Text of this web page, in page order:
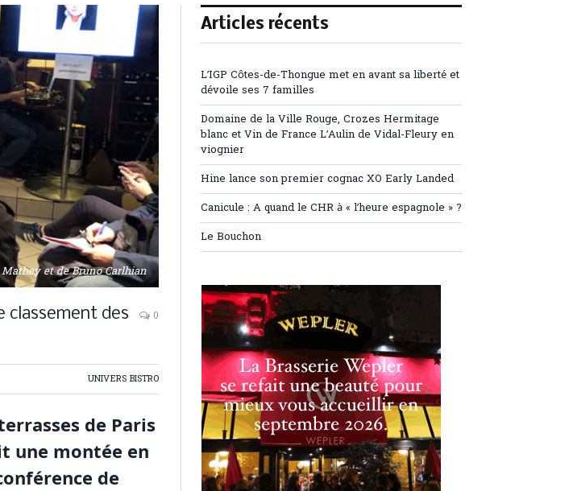
et de Bruno Carlhian
classement des
0
UNIVERS BISTRO
de Paris
une montée en
de
Articles récents
L’IGP Côtes-de-Thongue met en avant sa liberté et
dévoile ses 7 familles
Domaine de la Ville Rouge, Crozes Hermitage
blanc et Vin de France L’Aulin de Vidal-Fleury en
viognier
Hine lance son premier cognac XO Early Landed
Canicule : A quand le CHR à « l’heure espagnole » ?
Le Bouchon